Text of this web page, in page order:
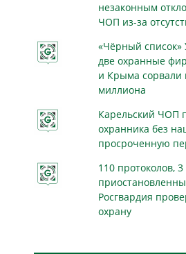
незаконным
ЧОП из-за
«Чёрный
две охранные
и Крыма сорвали
миллиона
Карельский ЧОП
охранника без
просроченную
110 протоколов, 3
Росгвардия
охрану